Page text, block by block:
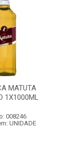
MATUTA
1X1000ML
008246
UNIDADE